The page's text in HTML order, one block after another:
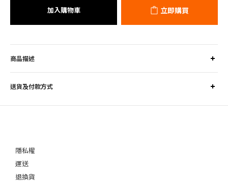
加入購物車 立即購買
商品描述
送貨及付款方式
隱私權
運送
退換貨